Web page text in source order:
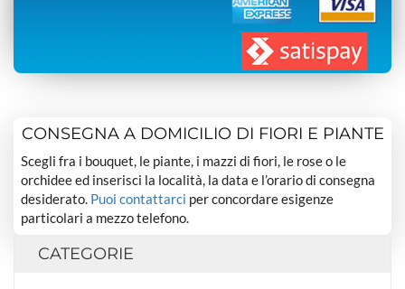
CONSEGNA A DOMICILIO DI FIORI E PIANTE
Scegli fra i bouquet, le piante, i mazzi di fiori, le rose o le
orchidee ed inserisci la località, la data e l’orario di consegna
desiderato. Puoi contattarci per concordare esigenze
particolari a mezzo telefono.
CATEGORIE